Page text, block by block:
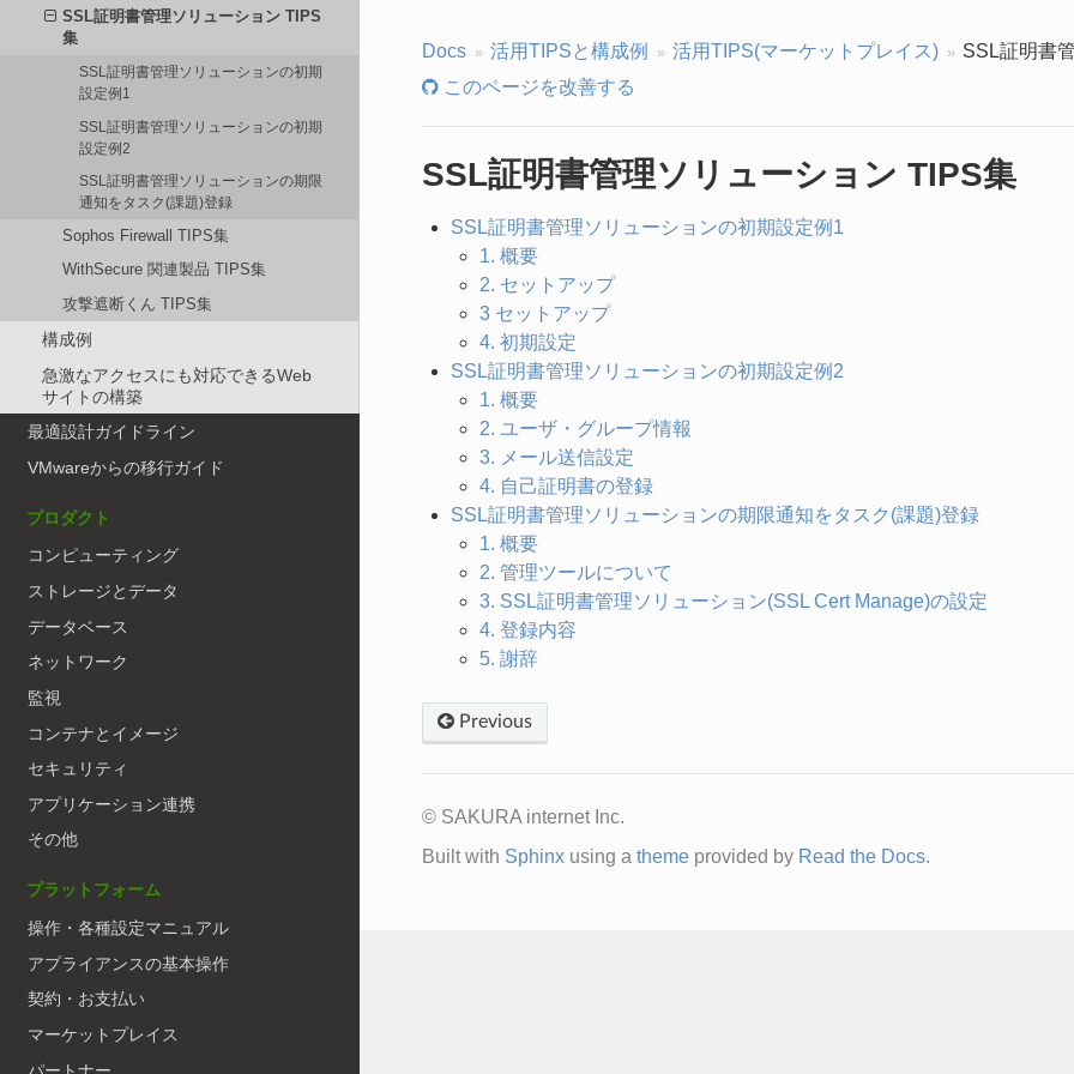
SSL証明書管理ソリューション TIPS
集
SSL証明書管理ソリューションの初期
設定例1
SSL証明書管理ソリューションの初期
設定例2
SSL証明書管理ソリューションの期限
通知をタスク(課題)登録
Sophos Firewall TIPS集
WithSecure 関連製品 TIPS集
攻撃遮断くん TIPS集
構成例
急激なアクセスにも対応できるWeb
サイトの構築
最適設計ガイドライン
VMwareからの移行ガイド
プロダクト
コンピューティング
ストレージとデータ
データベース
ネットワーク
監視
コンテナとイメージ
セキュリティ
アプリケーション連携
その他
プラットフォーム
操作・各種設定マニュアル
アプライアンスの基本操作
契約・お支払い
マーケットプレイス
パートナー
Docs 活用TIPSと構成例 活用TIPS(マーケットプレイス)
SSL証明書
このページを改善する
SSL証明書管理ソリューション TIPS集
SSL証明書管理ソリューションの初期設定例1
1. 概要
2. セットアップ
3 セットアップ
4. 初期設定
SSL証明書管理ソリューションの初期設定例2
1. 概要
2. ユーザ・グループ情報
3. メール送信設定
4. 自己証明書の登録
SSL証明書管理ソリューションの期限通知をタスク(課題)登録
1. 概要
2. 管理ツールについて
3. SSL証明書管理ソリューション(SSL Cert Manage)の設定
4. 登録内容
5. 謝辞
Previous
© SAKURA internet Inc.
Built with Sphinxusing a themeprovided by Read the Docs.